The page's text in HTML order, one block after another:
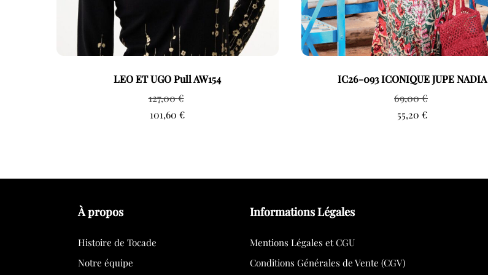
LEO ET UGO Pull AW154
127,00€
101,60€
IC26-093 ICONIQUE JUPE NADIA
69,00€
55,20€
À propos
Histoire de Tocade
Notre équipe
Informations Légales
Mentions Légales et CGU
Conditions Générales de Vente (CGV)